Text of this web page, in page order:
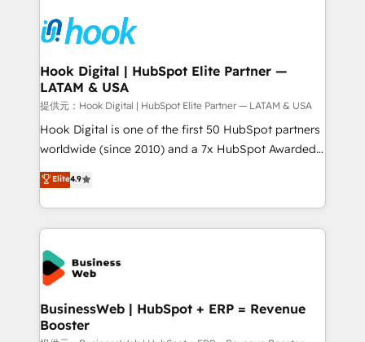
and sales ops at mid-market companies ready to
move beyond spreadsheets into unified systems
Own back-end developers - Complex data
migrations (e.g. Salesforce, MS Dynamics, Perfect
View, SuperOffice) - Custom integrations (e.g. MS
Business Central, Navision, AX, SAP, Exact, AFAS) We
focus on growing B2B companies in the SME sector
such as manufacturing, SaaS, business services and
wholesaler companies. As an experienced HubSpot
That's why we have developed a step-by-step
implementation process that focuses on user
strive for optimal customer processes and
Hook Digital | HubSpot Elite Partner —
LATAM & USA
提供元：Hook Digital | HubSpot Elite Partner — LATAM & USA
Hook Digital is one of the first 50 HubSpot partners
worldwide (since 2010) and a 7x HubSpot Awarded
Elite Partner. With 500+ projects across the U.S.,
Brazil, and LATAM, we combine global expertise with
regional experience. Today, we are Brazil’s largest
HubSpot Elite Partner—trusted by companies across
the Americas to scale smarter. ⚙️ CRM
Implementation & Migration Onboarding across all
Hubs, plus migrations from Salesforce, Pipedrive, RD
Station, Freshdesk, Intercom, and more. Custom
objects, automations, and integrations built for
Elite4.9
BusinessWeb | HubSpot + ERP = Revenue
Booster